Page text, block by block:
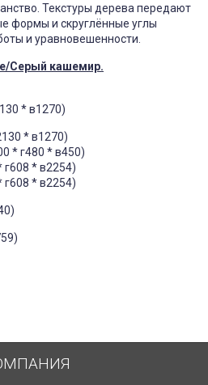
Текстуры дерева передают
формы и скруглённые углы
и уравновешенности.
Серый кашемир.
* в1270)
* в1270)
* г480 * в450)
* в2254)
* в2254)